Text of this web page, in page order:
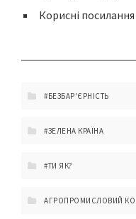
Корисні посилання
#БЕЗБАР'ЄРНІСТЬ
#ЗЕЛЕНА КРАЇНА
#ТИ ЯК?
АГРОПРОМИСЛОВИЙ